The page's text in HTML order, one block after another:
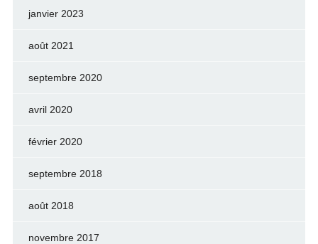
janvier 2023
août 2021
septembre 2020
avril 2020
février 2020
septembre 2018
août 2018
novembre 2017